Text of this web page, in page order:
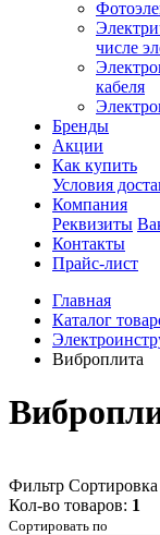
числе
кабеля
Бренды
Акции
Как купить
Условия
Компания
Реквизиты
Контакты
Прайс-лист
Главная
Каталог
Виброплита
Фильтр Сортировка
Кол-во товаров: 1
Сортировать по